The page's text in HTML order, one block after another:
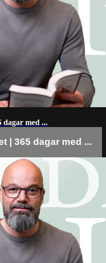
dagar med ...
| 365 dagar med ...